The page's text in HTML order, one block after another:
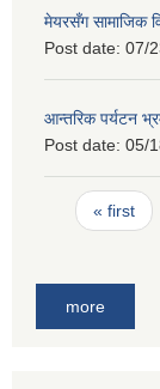
मेयरसँग सामाजिक
Post date: 07/
आन्तरिक पर्यटन
Post date: 05/
Pages
« first
more